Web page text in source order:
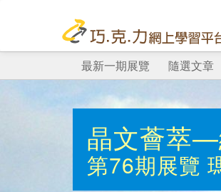
最新一期展覽 隨選文章
晶文薈萃—
第76期展覽